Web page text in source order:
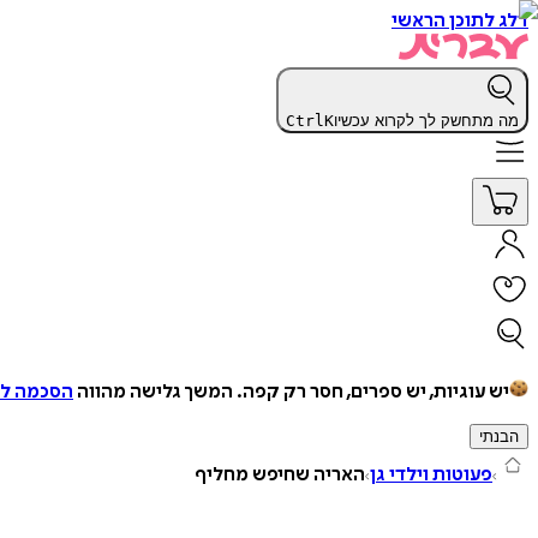
דלג לתוכן הראשי
מה מתחשק לך לקרוא עכשיו CtrlK
יש עוגיות, יש ספרים, חסר רק קפה. המשך גלישה מהווה הסכמה
הבנתי
פעוטות וילדי גן האריה שחיפש מחליף